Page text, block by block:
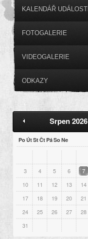
KALENDÁŘ UDÁLOSTÍ
FOTOGALERIE
VIDEOGALERIE
ODKAZY
Srpen 2026
PoÚtStČtPáSoNe
3
4 5 6 7
10
11 12 13 14
17
18 19 20 21
24
25 26 27 28
31